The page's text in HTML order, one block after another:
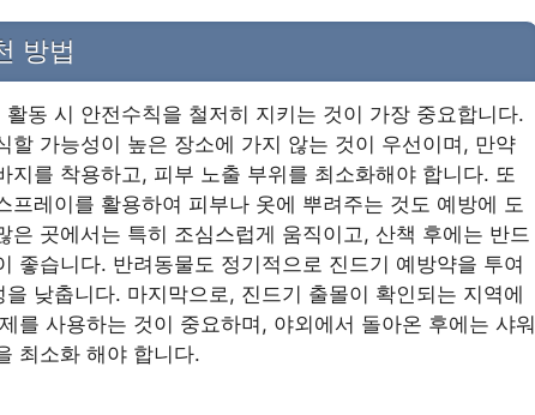
방법
동 시 안전수칙을 철저히 지키는 것이 가장 중요합니다.
할 가능성이 높은 장소에 가지 않는 것이 우선이며, 만약
지를 착용하고, 피부 노출 부위를 최소화해야 합니다. 또
프레이를 활용하여 피부나 옷에 뿌려주는 것도 예방에 도
은 곳에서는 특히 조심스럽게 움직이고, 산책 후에는 반드
좋습니다. 반려동물도 정기적으로 진드기 예방약을 투여
낮춥니다. 마지막으로, 진드기 출몰이 확인되는 지역에
를 사용하는 것이 중요하며, 야외에서 돌아온 후에는 샤워
최소화 해야 합니다.